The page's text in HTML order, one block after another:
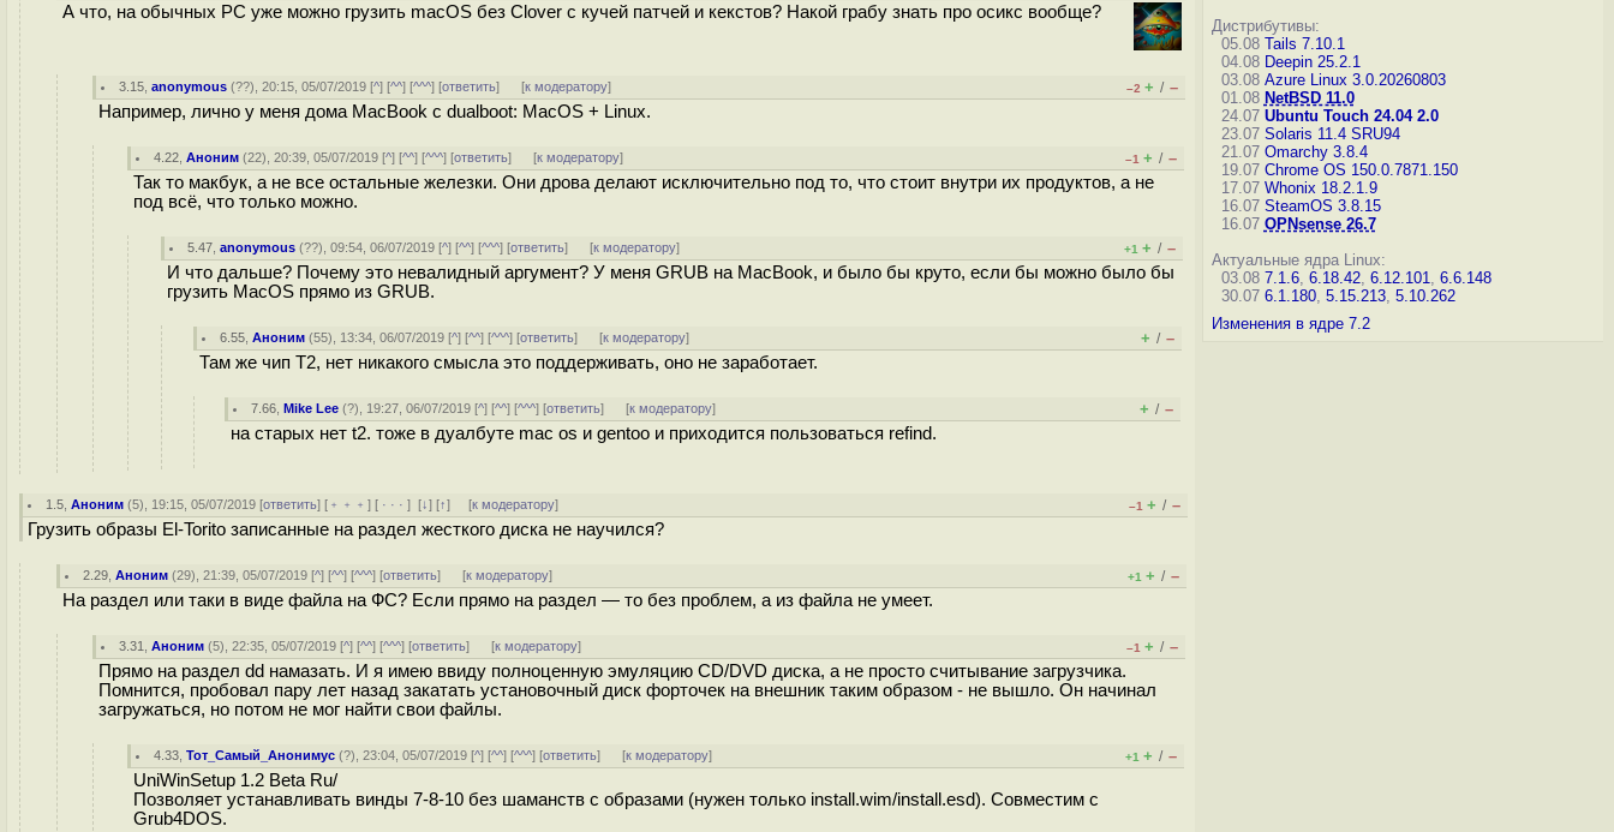
А что, на обычных PC уже можно грузить macOS без Clover с кучей патчей и кекстов? Накой грабу знать про осикс вообще?
3.15 ,anonymous (??), 20:15, 05/07/2019 [^] [^^] [^^^] [ответить] [к модератору] –2 + / –
Например, лично у меня дома MacBook с dualboot: MacOS + Linux.
4.22 ,Аноним (22), 20:39, 05/07/2019 [^] [^^] [^^^] [ответить] [к модератору] –1 + / –
Так то макбук, а не все остальные железки. Они дрова делают исключительно под то, что стоит внутри их продуктов, а не
под всё, что только можно.
5.47 ,anonymous (??), 09:54, 06/07/2019 [^] [^^] [^^^] [ответить] [к модератору] +1 + / –
И что дальше? Почему это невалидный аргумент? У меня GRUB на MacBook, и было бы круто, если бы можно было бы
грузить MacOS прямо из GRUB.
6.55 ,Аноним (55), 13:34, 06/07/2019 [^] [^^] [^^^] [ответить] [к модератору] + / –
Там же чип T2, нет никакого смысла это поддерживать, оно не заработает.
7.66 ,Mike Lee (?), 19:27, 06/07/2019 [^] [^^] [^^^] [ответить] [к модератору] + / –
на старых нет t2. тоже в дуалбуте mac os и gentoo и приходится пользоваться refind.
1.5 ,Аноним (5), 19:15, 05/07/2019 [ответить] [ ﹢﹢﹢] [ · · ·][↓] [↑] [к модератору] –1 + / –
Грузить образы El-Torito записанные на раздел жесткого диска не научился?
2.29 ,Аноним (29), 21:39, 05/07/2019 [^] [^^] [^^^] [ответить] [к модератору] +1 + / –
На раздел или таки в виде файла на ФС? Если прямо на раздел — то без проблем, а из файла не умеет.
3.31 ,Аноним (5), 22:35, 05/07/2019 [^] [^^] [^^^] [ответить] [к модератору] –1 + / –
Прямо на раздел dd намазать. И я имею ввиду полноценную эмуляцию CD/DVD диска, а не просто считывание загрузчика.
Помнится, пробовал пару лет назад закатать установочный диск форточек на внешник таким образом - не вышло. Он начинал
загружаться, но потом не мог найти свои файлы.
4.33 ,Тот_Самый_Анонимус (?), 23:04, 05/07/2019 [^] [^^] [^^^] [ответить] [к модератору] +1 + / –
UniWinSetup 1.2 Beta Ru/
Позволяет устанавливать винды 7-8-10 без шаманств с образами (нужен только install.wim/install.esd). Совместим с
Grub4DOS.
Дистрибутивы:
05.08 Tails 7.10.1
04.08 Deepin 25.2.1
03.08 Azure Linux 3.0.20260803
01.08 NetBSD 11.0
24.07 Ubuntu Touch 24.04 2.0
23.07 Solaris 11.4 SRU94
21.07 Omarchy 3.8.4
19.07 Chrome OS 150.0.7871.150
17.07 Whonix 18.2.1.9
16.07 SteamOS 3.8.15
16.07 OPNsense 26.7
Актуальные ядра Linux:
03.08 7.1.6, 6.18.42, 6.12.101, 6.6.148
30.07 6.1.180, 5.15.213, 5.10.262
Изменения в ядре 7.2